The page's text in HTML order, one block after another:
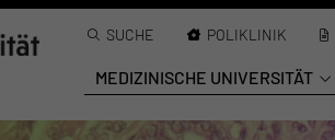
SUCHE POLIKLINIK
MEDIZINISCHE UNIVERSITÄT